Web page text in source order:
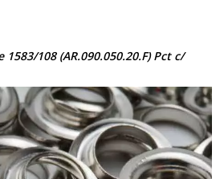
108 (AR.090.050.20.F) Pct c/